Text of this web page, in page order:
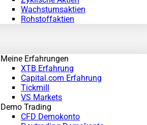
Wachstumsaktien
Rohstoffaktien
Meine Erfahrungen
XTB Erfahrung
Capital.com Erfahrung
Tickmill
VS Markets
Demo Trading
CFD Demokonto